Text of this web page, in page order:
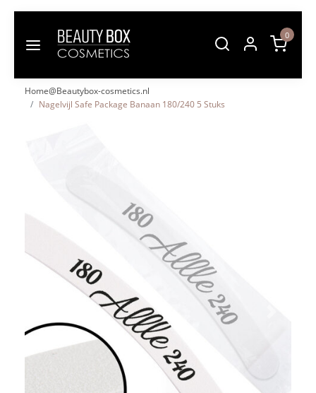
0
Home@Beautybox-cosmetics.nl
Nagelvijl Safe Package Banaan 180/240 5 Stuks
Vorige